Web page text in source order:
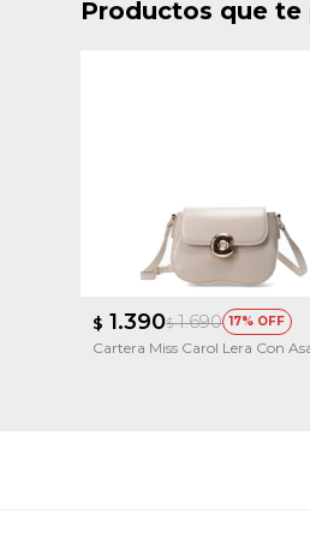
Productos que
$ 1.390$ 1.690 17
Cartera Miss Carol Lera Con